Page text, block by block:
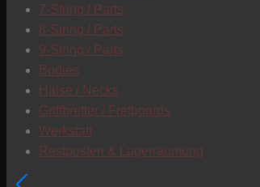
7-String / Parts
8-String / Parts
9-String / Parts
Bodies
Hälse / Necks
Griffbretter / Fretboards
Werkstatt
Restposten & Lagerräumung